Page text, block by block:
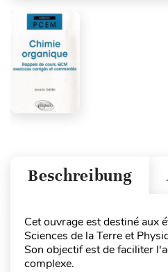
Beschreibung
Cet ouvrage est destiné aux
Sciences de la Terre et
Son objectif est de faciliter
complexe.